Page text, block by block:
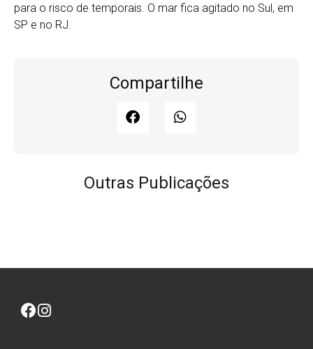
para o risco de temporais. O mar fica agitado no Sul, em
SP e no RJ.
Compartilhe
Outras Publicações